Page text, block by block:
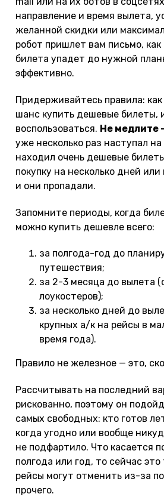
направление и время вылета,
желанной скидки или
робот пришлет вам письмо, как
билета упадет до нужной
эффективно.
Придерживайтесь правила: как
шанс купить дешевые билеты,
воспользоваться. Не медлите
уже несколько раз наступал на
находил очень дешевые
покупку на несколько дней или
и они пропадали.
Запомните периоды, когда
можно купить дешевле всего:
за полгода-год до
путешествия;
за 2-3 месяца до вылета
лоукостеров);
за несколько дней до
крупных а/к на рейсы в
время года).
Правило не железное — это,
Рассчитывать на последний
рискованно, поэтому он
самых свободных: кто готов
когда угодно или вообще
не подфартило. Что касается
полгода или год, то сейчас
рейсы могут отменить из-за
прочего.